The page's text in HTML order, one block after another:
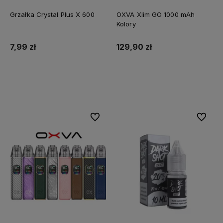
Grzałka Crystal Plus X 600
7,99 zł
OXVA Xlim GO 1000 mAh
Kolory
129,90 zł
Do ulubionych Do